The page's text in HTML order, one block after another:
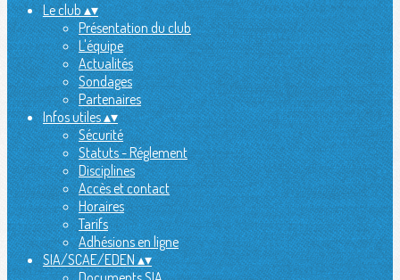
Le club▴▾
Présentation du club
L'équipe
Actualités
Sondages
Partenaires
Infos utiles▴▾
Sécurité
Statuts - Réglement
Disciplines
Accès et contact
Horaires
Tarifs
Adhésions en ligne
SIA/SCAE/EDEN▴▾